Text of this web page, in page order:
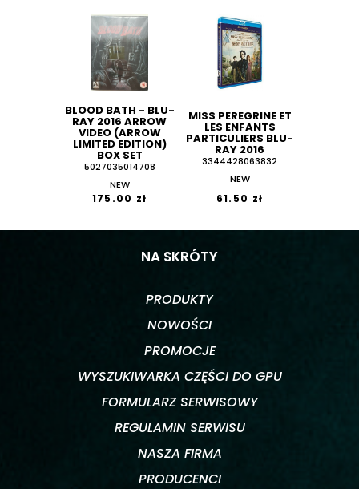
BLOOD BATH - BLU-
RAY 2016 ARROW
VIDEO (ARROW
LIMITED EDITION)
BOX SET
5027035014708
NEW
175.00 zł
MISS PEREGRINE ET
LES ENFANTS
PARTICULIERS BLU-
RAY 2016
3344428063832
NEW
61.50 zł
NA SKRÓTY
PRODUKTY
NOWOŚCI
PROMOCJE
WYSZUKIWARKA CZĘŚCI DO GPU
FORMULARZ SERWISOWY
REGULAMIN SERWISU
NASZA FIRMA
PRODUCENCI